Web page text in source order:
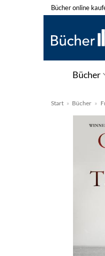
Zum
springen
Bücher online
Bücher
Start » Bücher »